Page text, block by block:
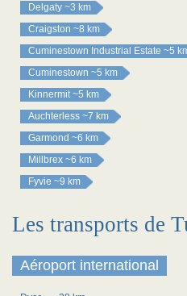
Delgaty ~3 km
Craigston ~8 km
Cuminestown Industrial Estate ~5
Cuminestown ~5 km
Kinnermit ~5 km
Auchterless ~7 km
Garmond ~6 km
Millbrex ~6 km
Fyvie ~9 km
Les transports de
Aéroport international